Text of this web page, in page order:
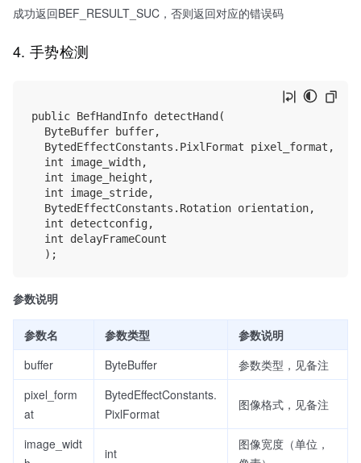
成功返回BEF_RESULT_SUC，否则返回对应的错误码
4. 手势检测
public BefHandInfo detectHand(
参数说明
参数名 参数类型
参数说明
buffer
ByteBuffer
参数类型，见备注
pixel_form
at
BytedEffectConstants.
PixlFormat
图像格式，见备注
image_widt
int
图像宽度（单位，